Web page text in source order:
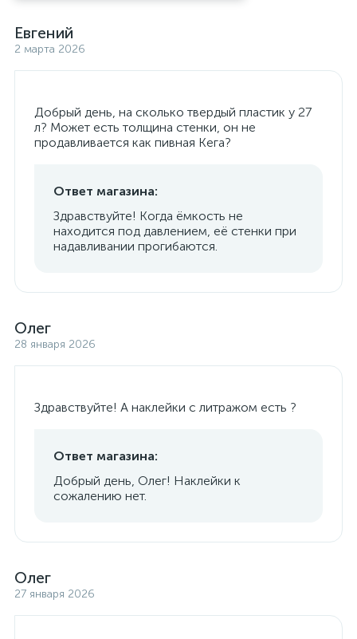
Евгений
2 марта 2026
Добрый день, на сколько твердый пластик у 27
л? Может есть толщина стенки, он не
продавливается как пивная Кега?
Ответ магазина:
Здравствуйте! Когда ёмкость не
находится под давлением, её стенки при
надавливании прогибаются.
Олег
28 января 2026
Здравствуйте! А наклейки с литражом есть ?
Ответ магазина:
Добрый день, Олег! Наклейки к
сожалению нет.
Олег
27 января 2026